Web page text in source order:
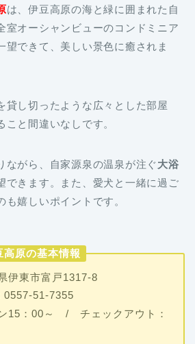
は、伊豆高原の海と緑に囲まれた自
室オーシャンビューのコンドミニア
望できて、美しい景色に癒されま
貸し切ったような広々とした部屋
と間違いなしです。
ながら、自家源泉の温泉が注ぐ大浴
できます。また、愛犬と一緒に過ご
嬉しいポイントです。
高原の基本情報
伊東市富戸1317-8
0557-51-7355
15：00～ / チェックアウト：